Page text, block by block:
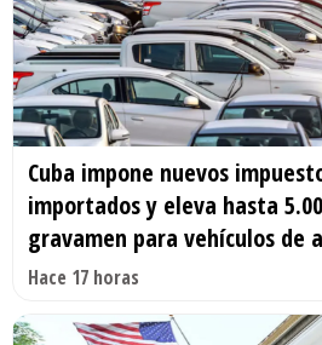
Cuba impone nuevos
importados y eleva hasta
gravamen para vehículos de
Hace 17 horas